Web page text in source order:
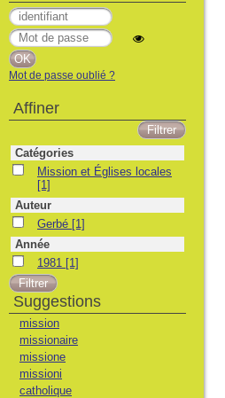
Mot de passe oublié ?
Affiner
Catégories
Mission et Églises locales
Mission et Églises locales
[1]
Auteur
GerbéGerbé [1]
Année
1981 1981 [1]
Suggestions
mission
missionaire
missione
missioni
catholique